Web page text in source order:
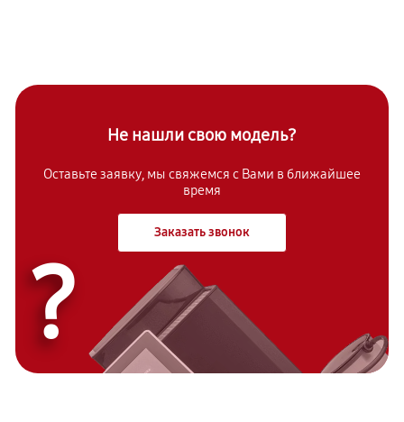
Не нашли свою модель?
Оставьте заявку, мы свяжемся с Вами в ближайшее
время
Заказать звонок
?